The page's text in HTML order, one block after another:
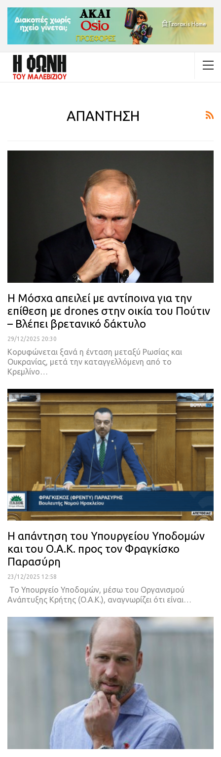
ΑΠΑΝΤΗΣΗ
Η Μόσχα απειλεί με αντίποινα για την
επίθεση με drones στην οικία του Πούτιν
– Βλέπει βρετανικό δάκτυλο
29/12/2025 20:30
Κορυφώνεται ξανά η ένταση μεταξύ Ρωσίας και
Ουκρανίας, μετά την καταγγελλόμενη από το
Κρεμλίνο…
Η απάντηση του Υπουργείου Υποδομών
και του Ο.Α.Κ. προς τον Φραγκίσκο
Παρασύρη
23/12/2025 12:58
Το Υπουργείο Υποδομών, μέσω του Οργανισμού
Ανάπτυξης Κρήτης (Ο.Α.Κ.), αναγνωρίζει ότι είναι…